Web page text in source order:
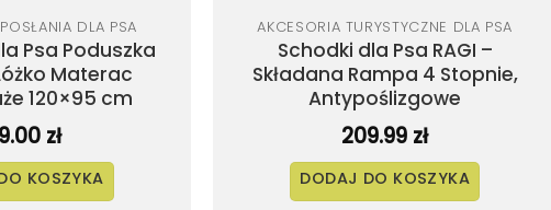
DLA PSA
Psa Poduszka
Materac
120×95 cm
zł
KOSZYKA
AKCESORIA TURYSTYCZNE DLA PSA
Schodki dla Psa RAGI –
Składana Rampa 4 Stopnie,
Antypoślizgowe
209.99 zł
DODAJ DO KOSZYKA